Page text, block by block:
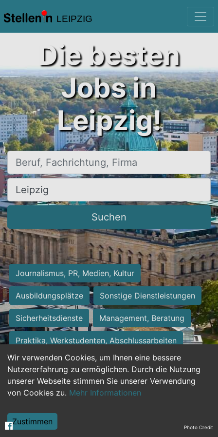
LEIPZIG
Wir verwenden Cookies, um Ihnen eine bessere
Nutzererfahrung zu ermöglichen. Durch die Nutzung
unserer Webseite stimmen Sie unserer Verwendung
von Cookies zu. Mehr Informationen
Zustimmen
Die besten
Jobs in
Leipzig!
Beruf, Fachrichtung, Firma
Ort, Stadt
Suchen
Journalismus, PR, Medien, Kultur
Ausbildungsplätze Sonstige Dienstleistungen
Sicherheitsdienste Management, Beratung
Praktika, Werkstudenten, Abschlussarbeiten
Personalwesen Assistenz, Sekretariat
Hilfskräfte, Aushilfs- und Nebenjobs
Weiterbildung, Studium, duale Ausbildung Photo Credit